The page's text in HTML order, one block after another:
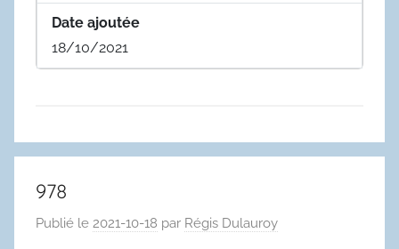
Date ajoutée
18/10/2021
978
Publié le 2021-10-18 par Régis Dulauroy